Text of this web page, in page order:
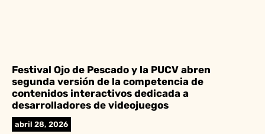
Festival Ojo de Pescado y la PUCV abren
segunda versión de la competencia de
contenidos interactivos dedicada a
desarrolladores de videojuegos
abril 28, 2026